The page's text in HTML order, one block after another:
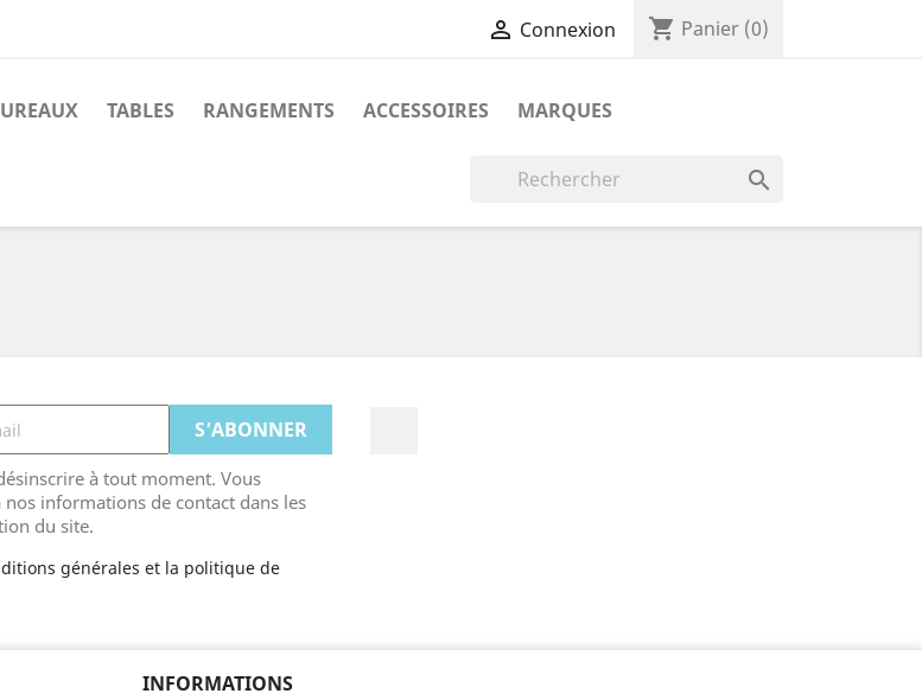
 Connexion shopping_cart Panier (0)
TABLES RANGEMENTS ACCESSOIRES MARQUES

à tout moment. Vous
informations de contact dans les
du site.
générales et la politique de
INFORMATIONS